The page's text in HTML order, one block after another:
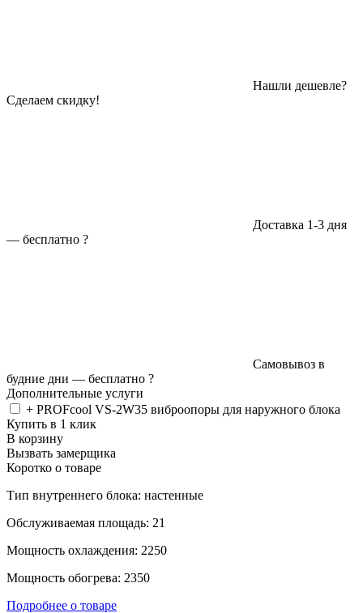
Нашли дешевле?
Сделаем скидку!
Доставка 1-3 дня
— бесплатно ?
Самовывоз в
будние дни — бесплатно ?
Дополнительные услуги
+ PROFcool VS-2W35 виброопоры для наружного блока
Купить в 1 клик
В корзину
Вызвать замерщика
Коротко о товаре
Тип внутреннего блока: настенные
Обслуживаемая площадь: 21
Мощность охлаждения: 2250
Мощность обогрева: 2350
Подробнее о товаре